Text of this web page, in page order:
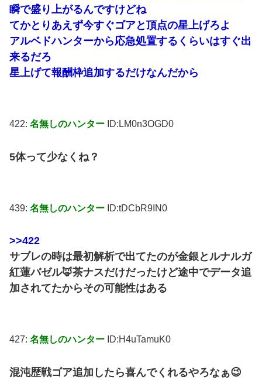
瞬で盛り上がるんですけどね
てかとりあえず今すぐゴアと頂点の星上げろよ
アルベドハンターから応急処置するくらいはすぐ出
来るだろ
星上げて報酬枠追加するだけなんだから
422: 名無しのハンター ID:LM0n3OGD0
5体って少なくね？
439: 名無しのハンター ID:tDCbR9IN0
>>422
サブレの時は最初解析で出てたのが金銀とルナルガ
紅蓮バゼル🦊茶ナスだけだったけど途中でデータ追
加されてたからその可能性はある
427: 名無しのハンター ID:H4uTamuK0
混沌歴戦ゴア追加したら喜んでくれるやろなぁ😉